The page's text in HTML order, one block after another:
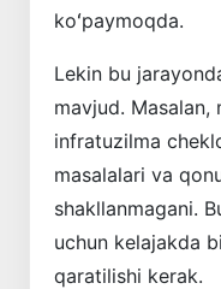
koʻpaymoqda.
Lekin bu
mavjud. Masalan,
infratuzilma
masalalari va
shakllanmagani.
uchun kelajakda
qaratilishi kerak.